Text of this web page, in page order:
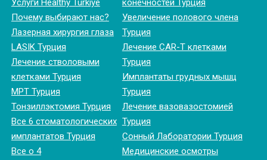
Услуги Healthy Türkiye
Почему выбирают нас?
Лазерная хирургия глаза
LASIK Турция
Лечение стволовыми
клетками Турция
МРТ Турция
Тонзиллэктомия Турция
Все 6 стоматологических
имплантатов Турция
Все о 4
конечностей Турция
Увеличение полового члена
Турция
Лечение CAR-T клетками
Турция
Имплантаты грудных мышц
Турция
Лечение вазовазостомией
Турция
Сонный Лаборатории Турция
Медицинские осмотры